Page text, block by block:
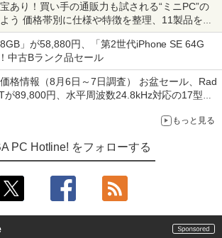
あり！買い手の通販力も試される“ミニPC”の
う 価格帯別に仕様や特徴を整理、11製品をピ
ックアップ text by 石川 ひさよし
」が58,880円、「第2世代iPhone SE 64G
中古Bランク品セール
格情報（8月6日～7日調査） お盆セール、Rad
89,800円、水平周波数24.8kHz対応の17型モ
もっと見る
PC Hotline! をフォローする